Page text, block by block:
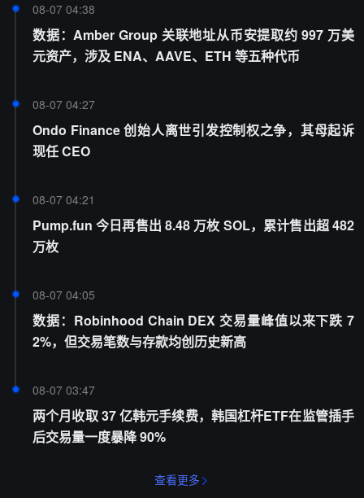
08-07 04:38
数据：Amber Group 关联地址从币安提取约 997 万美
元资产，涉及 ENA、AAVE、ETH 等五种代币
08-07 04:27
Ondo Finance 创始人离世引发控制权之争，其母起诉
现任 CEO
08-07 04:21
Pump.fun 今日再售出 8.48 万枚 SOL，累计售出超 482
万枚
08-07 04:05
数据：Robinhood Chain DEX 交易量峰值以来下跌 7
2%，但交易笔数与存款均创历史新高
08-07 03:47
两个月收取 37 亿韩元手续费，韩国杠杆ETF在监管插手
后交易量一度暴降 90%
查看更多